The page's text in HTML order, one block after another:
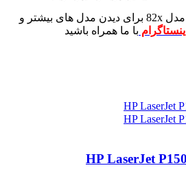
برای دیدن مدل های بیشتر و
اینستاگرام با ما همراه باشید